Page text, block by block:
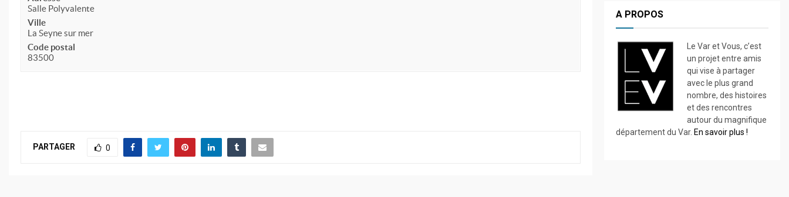
Salle Polyvalente
Ville
La Seyne sur mer
Code postal
83500
PARTAGER 0
A PROPOS
Le Var et Vous, c’est
un projet entre amis
qui vise à partager
avec le plus grand
nombre, des histoires
et des rencontres
autour du magnifique
département du Var. En savoir plus !